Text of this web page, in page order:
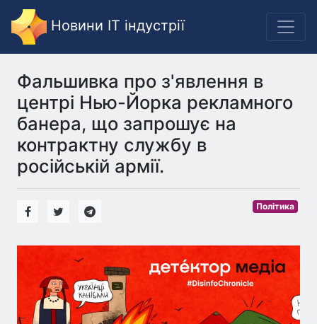
Новини IT індустрії
Фальшивка про з'явлення в
центрі Нью-Йорка рекламного
банера, що запрошує на
контрактну службу в
російській армії.
Політика